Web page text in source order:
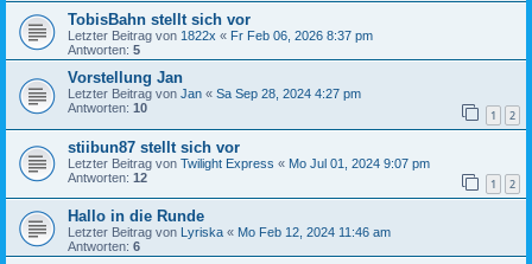
TobisBahn stellt sich vor
Letzter Beitrag von 1822x « Fr Feb 06, 2026 8:37 pm
Antworten: 5
Vorstellung Jan
Letzter Beitrag von Jan « Sa Sep 28, 2024 4:27 pm
Antworten: 10 1 2
stiibun87 stellt sich vor
Letzter Beitrag von Twilight Express « Mo Jul 01, 2024 9:07 pm
Antworten: 12 1 2
Hallo in die Runde
Letzter Beitrag von Lyriska « Mo Feb 12, 2024 11:46 am
Antworten: 6